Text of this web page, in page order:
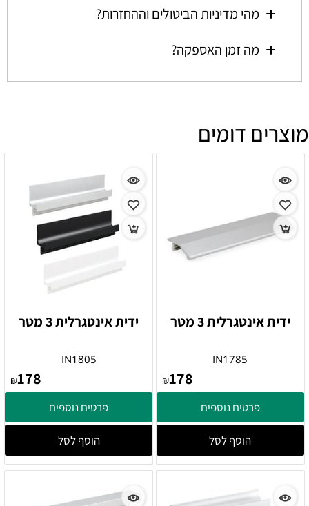
מהי מדיניות הביטולים וההחזרות?
מה זמן האספקה?
מוצרים דומים
ידית אינטגרלית 3 מטר
IN1785
₪178
פרטים נוספים
הוסף לסל
ידית אינטגרלית 3 מטר
IN1805
₪178
פרטים נוספים
הוסף לסל